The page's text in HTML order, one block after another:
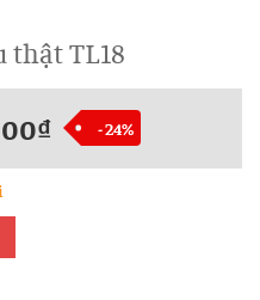
thật TL18
₫ - 24%